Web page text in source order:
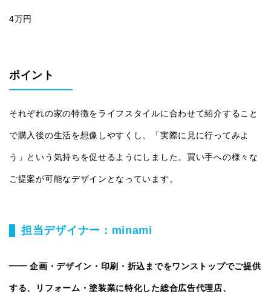
4万円
ポイント
それぞれの家の特徴をライフスタイルに合わせて紹介すること
で購入後の生活を想像しやすくし、「実際に見に行ってみよ
う」という気持ちを促せるようにしました。買い手への様々な
ご提案が可能なデザインとなっています。
担当デザイナー：minami
━━ 企画・デザイン・印刷・折込までをワンストップでご提供
する、リフォーム・塗装業に特化した総合広告代理店、